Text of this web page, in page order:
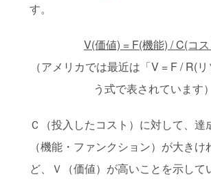
す。
V(価値) = F(機能) / C(コ
（アメリカでは最近は「V = F / R(
う式で表されています）
Ｃ（投入したコスト）に対して、達
（機能・ファンクション）が大きけ
ど、Ｖ（価値）が高いことを示して